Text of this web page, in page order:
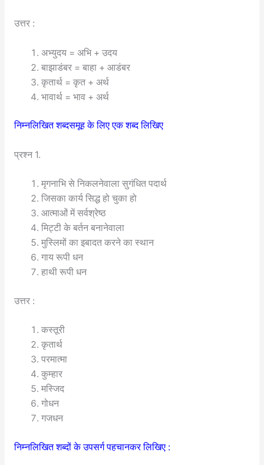
उत्तर :
अभ्युदय = अभि + उदय
बाझाडंबर = बाहा + आडंबर
कृतार्थ = कृत + अर्थ
भावार्थ = भाव + अर्थ
निम्नलिखित शब्दसमूह के लिए एक शब्द लिखिए
प्रश्न 1.
मृगनाभि से निकलनेवाला सुगंधित पदार्थ
जिसका कार्य सिद्ध हो चुका हो
आत्माओं में सर्वश्रेष्ठ
मिट्टी के बर्तन बनानेवाला
मुस्लिमों का इबादत करने का स्थान
गाय रूपी धन
हाथी रूपी धन
उत्तर :
कस्तूरी
कृतार्थ
परमात्मा
कुम्हार
मस्जिद
गोधन
गजधन
निम्नलिखित शब्दों के उपसर्ग पहचानकर लिखिए :